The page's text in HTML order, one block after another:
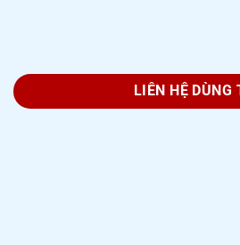
LIÊN HỆ DÙNG